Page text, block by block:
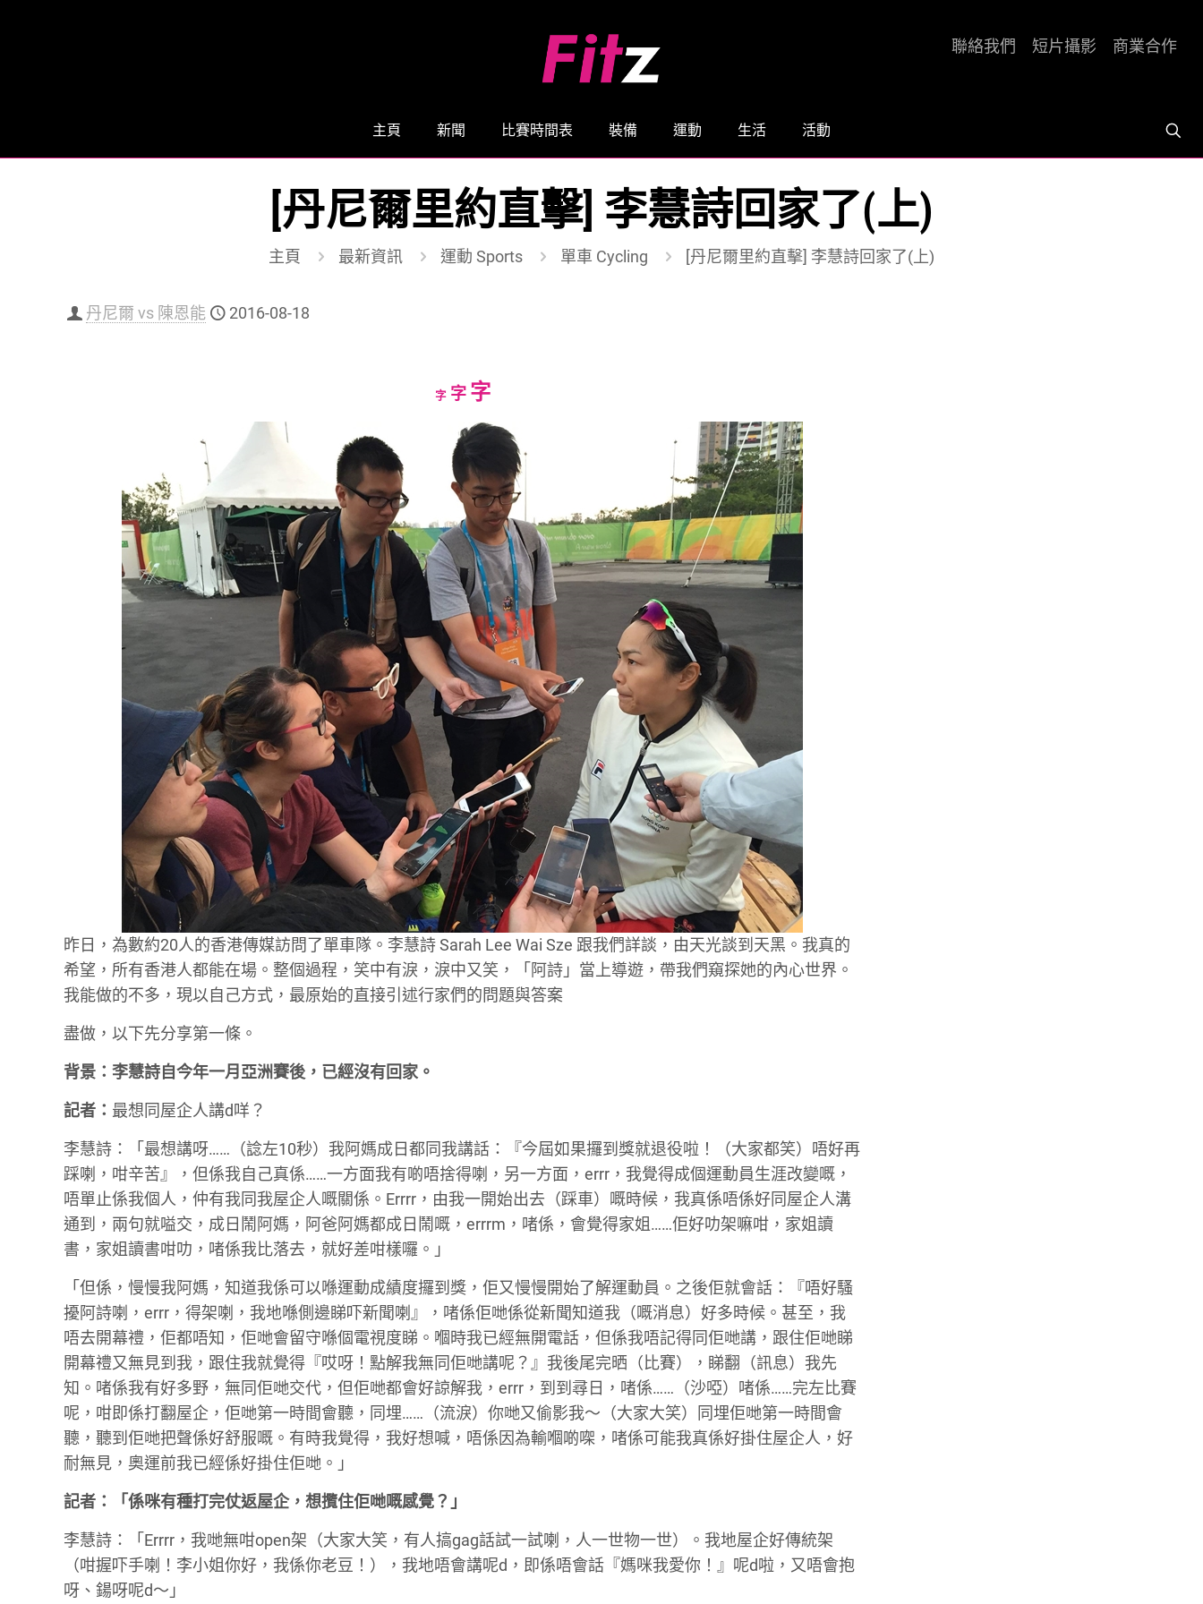
主頁 新聞 比賽時間表 裝備 運動 生活 活動
聯絡我們 短片攝影 商業合作
[丹尼爾里約直擊] 李慧詩回家了(上)
主頁 最新資訊 運動 Sports 單車 Cycling [丹尼爾里約直擊] 李慧詩回家了(上)
丹尼爾 vs 陳恩能 2016-08-18
字Decrease
size.
字Reset
size.
字Increase
size.
昨日，為數約20人的香港傳媒訪問了單車隊。李慧詩 Sarah Lee Wai Sze 跟我們詳談，由天光談到天黑。我真的
希望，所有香港人都能在場。整個過程，笑中有淚，淚中又笑，「阿詩」當上導遊，帶我們窺探她的內心世界。
我能做的不多，現以自己方式，最原始的直接引述行家們的問題與答案
盡做，以下先分享第一條。
背景：李慧詩自今年一月亞洲賽後，已經沒有回家。
記者： 最想同屋企人講d咩？
李慧詩：「最想講呀……（諗左10秒）我阿媽成日都同我講話：『今屆如果攞到獎就退役啦！（大家都笑）唔好再
踩喇，咁辛苦』，但係我自己真係……一方面我有啲唔捨得喇，另一方面，errr，我覺得成個運動員生涯改變嘅，
唔單止係我個人，仲有我同我屋企人嘅關係。Errrr，由我一開始出去（踩車）嘅時候，我真係唔係好同屋企人溝
通到，兩句就嗌交，成日鬧阿媽，阿爸阿媽都成日鬧嘅，errrm，啫係，會覺得家姐……佢好叻架嘛咁，家姐讀
書，家姐讀書咁叻，啫係我比落去，就好差咁樣囉。」
「但係，慢慢我阿媽，知道我係可以喺運動成績度攞到獎，佢又慢慢開始了解運動員。之後佢就會話：『唔好騷
擾阿詩喇，errr，得架喇，我地喺側邊睇吓新聞喇』，啫係佢哋係從新聞知道我（嘅消息）好多時候。甚至，我
唔去開幕禮，佢都唔知，佢哋會留守喺個電視度睇。嗰時我已經無開電話，但係我唔記得同佢哋講，跟住佢哋睇
開幕禮又無見到我，跟住我就覺得『哎呀！點解我無同佢哋講呢？』我後尾完晒（比賽），睇翻（訊息）我先
知。啫係我有好多野，無同佢哋交代，但佢哋都會好諒解我，errr，到到尋日，啫係……（沙啞）啫係……完左比賽
呢，咁即係打翻屋企，佢哋第一時間會聽，同埋……（流淚）你哋又偷影我～（大家大笑）同埋佢哋第一時間會
聽，聽到佢哋把聲係好舒服嘅。有時我覺得，我好想喊，唔係因為輸嗰啲㗎，啫係可能我真係好掛住屋企人，好
耐無見，奧運前我已經係好掛住佢哋。」
記者：「係咪有種打完仗返屋企，想攬住佢哋嘅感覺？」
李慧詩：「Errrr，我哋無咁open架（大家大笑，有人搞gag話試一試喇，人一世物一世）。我地屋企好傳統架
（咁握吓手喇！李小姐你好，我係你老豆！），我地唔會講呢d，即係唔會話『媽咪我愛你！』呢d啦，又唔會抱
呀、鍚呀呢d～」